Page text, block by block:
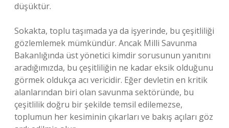
düşüktür.
Sokakta, toplu taşımada ya da işyerinde, bu çeşitliliği
gözlemlemek mümkündür. Ancak Milli Savunma
Bakanlığında üst yönetici kimdir sorusunun yanıtını
aradığımızda, bu çeşitliliğin ne kadar eksik olduğunu
görmek oldukça acı vericidir. Eğer devletin en kritik
alanlarından biri olan savunma sektöründe, bu
çeşitlilik doğru bir şekilde temsil edilemezse,
toplumun her kesiminin çıkarları ve bakış açıları göz